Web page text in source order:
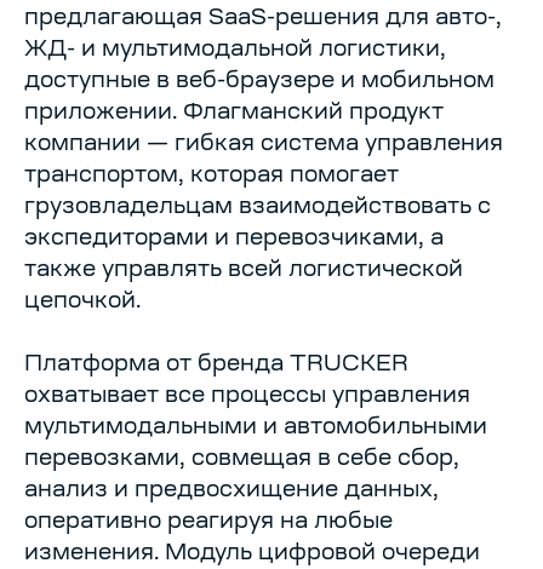
предлагающая SaaS-решения для авто-,
ЖД- и мультимодальной логистики,
доступные в веб-браузере и мобильном
приложении. Флагманский продукт
компании — гибкая система управления
транспортом, которая помогает
грузовладельцам взаимодействовать с
экспедиторами и перевозчиками, а
также управлять всей логистической
цепочкой.
Платформа от бренда TRUCKER
охватывает все процессы управления
мультимодальными и автомобильными
перевозками, совмещая в себе сбор,
анализ и предвосхищение данных,
оперативно реагируя на любые
изменения. Модуль цифровой очереди